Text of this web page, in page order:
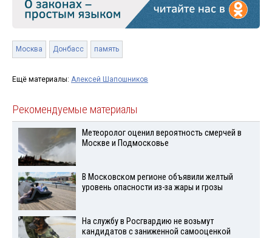
Москва Донбасс память
Ещё материалы: Алексей Шапошников
Рекомендуемые материалы
Метеоролог оценил вероятность смерчей в
Москве и Подмосковье
В Московском регионе объявили желтый
уровень опасности из-за жары и грозы
На службу в Росгвардию не возьмут
кандидатов с заниженной самооценкой